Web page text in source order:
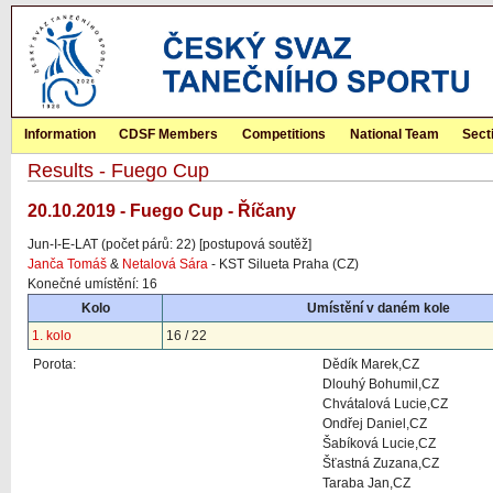
Information CDSF Members Competitions National Team
Results - Fuego Cup
20.10.2019 - Fuego Cup - Říčany
Jun-I-E-LAT (počet párů: 22) [postupová soutěž]
Janča Tomáš & Netalová Sára - KST Silueta Praha (CZ)
Konečné umístění: 16
Kolo
Umístění v daném kole
1. kolo
16 / 22
Porota:
Dědík Marek,CZ
Dlouhý Bohumil,CZ
Chvátalová Lucie,CZ
Ondřej Daniel,CZ
Šabíková Lucie,CZ
Šťastná Zuzana,CZ
Taraba Jan,CZ